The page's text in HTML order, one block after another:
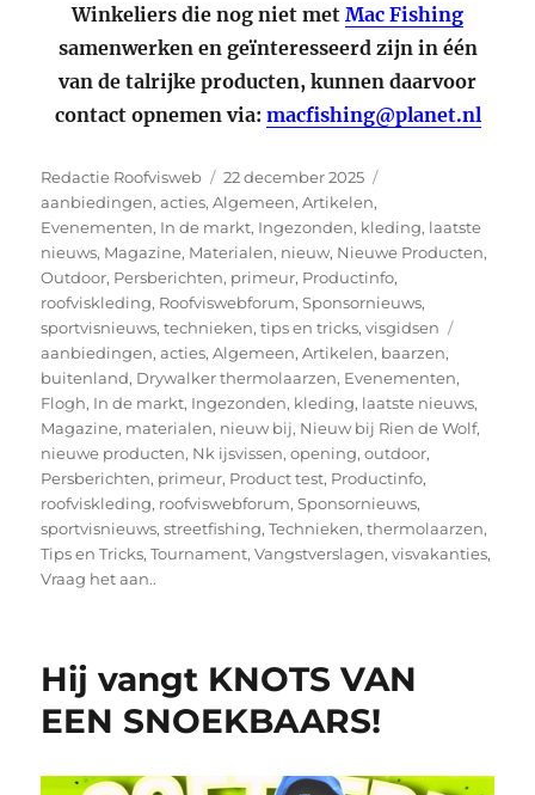
Winkeliers die nog niet met Mac Fishing
samenwerken en geïnteresseerd zijn in één
van de talrijke producten, kunnen daarvoor
contact opnemen via: macfishing@planet.nl
Auteur
Redactie Roofvisweb
Geplaatst
op
22 december 2025
aanbiedingen,acties,Algemeen,Artikelen,
Evenementen, In de markt, Ingezonden, kleding, laatste
nieuws, Magazine, Materialen, nieuw, Nieuwe Producten,
Outdoor, Persberichten, primeur, Productinfo,
roofviskleding, Roofviswebforum,Sponsornieuws,
sportvisnieuws,technieken,tips en tricks,visgidsen
aanbiedingen,acties,Algemeen,Artikelen, baarzen,
buitenland, Drywalker thermolaarzen, Evenementen,
Flogh, In de markt, Ingezonden, kleding, laatste nieuws,
Magazine, materialen, nieuw bij, Nieuw bij Rien de Wolf,
nieuwe producten, Nk ijsvissen,opening,outdoor,
Persberichten, primeur, Product test, Productinfo,
roofviskleding, roofviswebforum,Sponsornieuws,
sportvisnieuws,streetfishing,Technieken,thermolaarzen,
Tips en Tricks,Tournament,Vangstverslagen,visvakanties,
Vraag het aan..
Hij vangt KNOTS VAN
EEN SNOEKBAARS!